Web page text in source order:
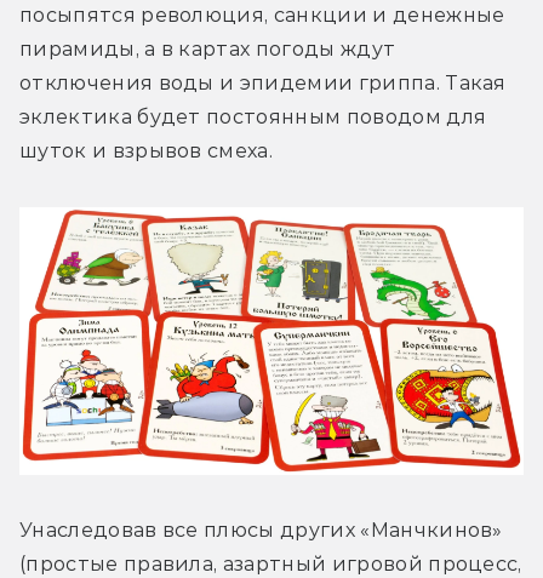
посыпятся революция, санкции и денежные
пирамиды, а в картах погоды ждут
отключения воды и эпидемии гриппа. Такая
эклектика будет постоянным поводом для
шуток и взрывов смеха.
Унаследовав все плюсы других «Манчкинов»
(простые правила, азартный игровой процесс,